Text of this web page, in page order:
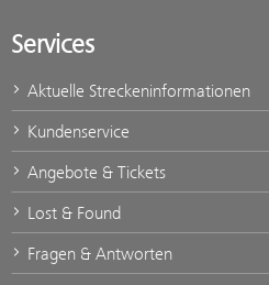
Services
Aktuelle Streckeninformationen
Kundenservice
Angebote & Tickets
Lost & Found
Fragen & Antworten